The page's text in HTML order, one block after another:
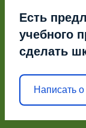
Есть
учебного
сделать
Написать